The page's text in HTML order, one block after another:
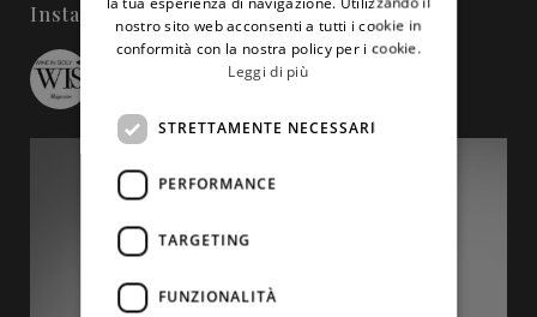
Instagramnostro sito web acconsenti a tutti i cookie in
conformità con la nostra policy per i cookie.
Leggi di più
STRETTAMENTE NECESSARI
PERFORMANCE
TARGETING
FUNZIONALITÀ